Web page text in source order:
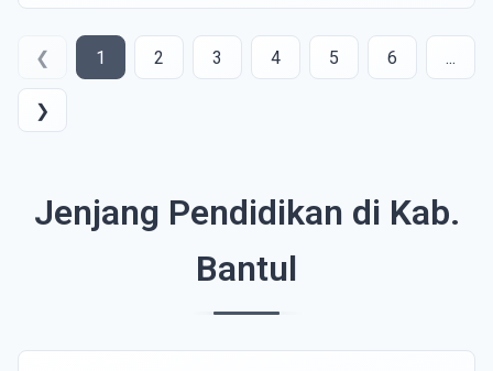
❮ 1 2 3 4 5 6 ...
❯
Jenjang Pendidikan di Kab.
Bantul